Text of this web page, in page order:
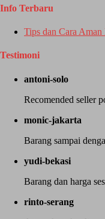
Info Terbaru
Tips dan Cara
Testimoni
antoni-solo
Recomended seller
monic-jakarta
Barang sampai
yudi-bekasi
Barang dan harga
rinto-serang